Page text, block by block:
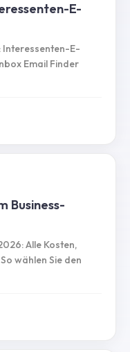
E-
Interessenten-E-
Email Finder
Business-
Alle Kosten,
wählen Sie den